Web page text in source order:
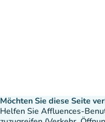
Möchten Sie diese Seite
Helfen Sie Affluences-